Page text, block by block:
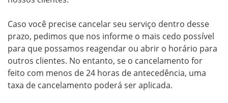
Caso você precise cancelar seu serviço dentro desse
prazo, pedimos que nos informe o mais cedo possível
para que possamos reagendar ou abrir o horário para
outros clientes. No entanto, se o cancelamento for
feito com menos de 24 horas de antecedência, uma
taxa de cancelamento poderá ser aplicada.